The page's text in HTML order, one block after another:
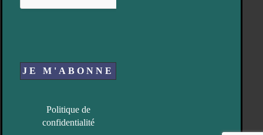
Politique de
confidentialité